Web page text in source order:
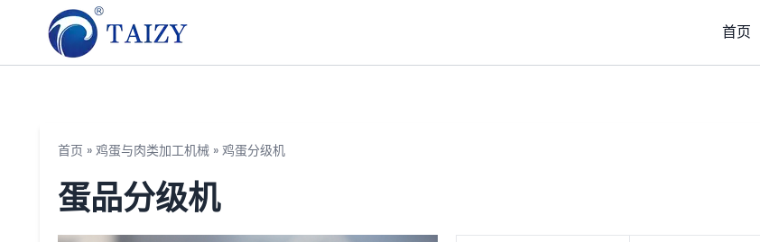
首页
首页 » 鸡蛋与肉类加工机械 » 鸡蛋分级机
蛋品分级机